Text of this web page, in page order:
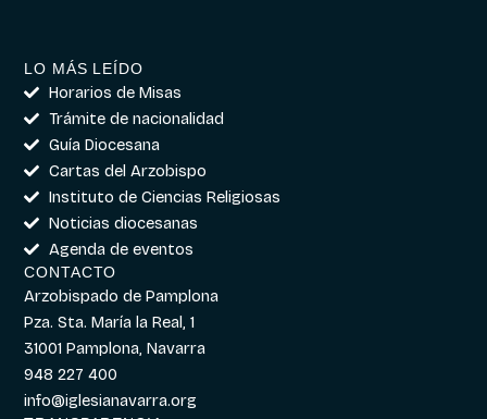
LO MÁS LEÍDO
Horarios de Misas
Trámite de nacionalidad
Guía Diocesana
Cartas del Arzobispo
Instituto de Ciencias Religiosas
Noticias diocesanas
Agenda de eventos
CONTACTO
Arzobispado de Pamplona
Pza. Sta. María la Real, 1
31001 Pamplona, Navarra
948 227 400
info@iglesianavarra.org